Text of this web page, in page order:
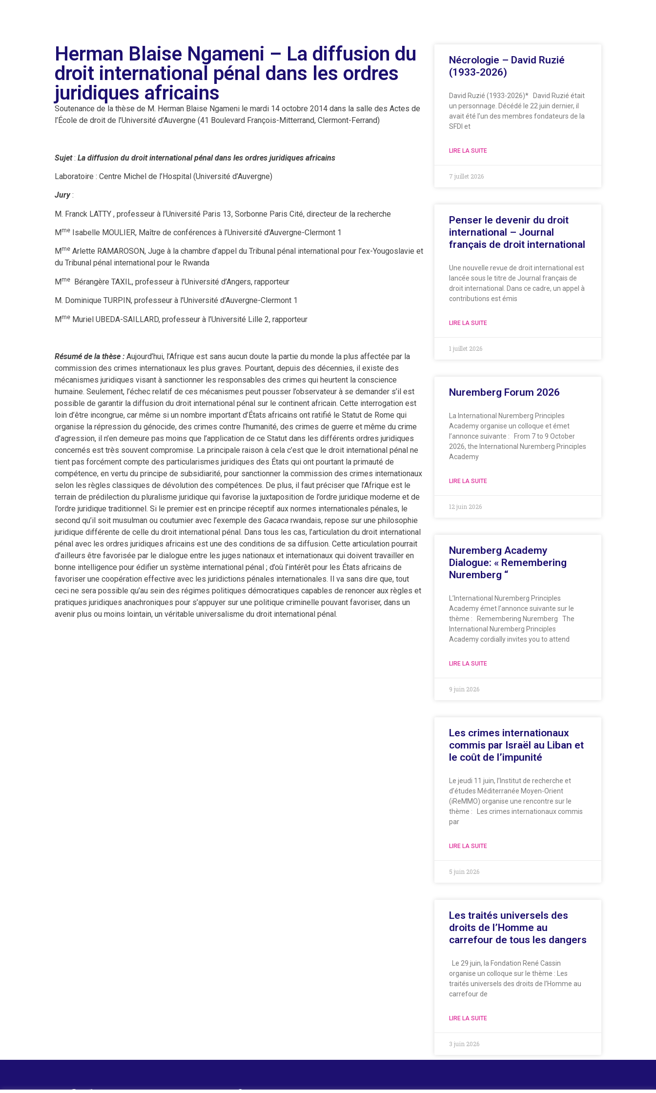
Herman Blaise Ngameni – La diffusion du
droit international pénal dans les ordres
juridiques africains
Soutenance de la thèse de M. Herman Blaise Ngameni le mardi 14 octobre 2014 dans la salle des Actes de
l’École de droit de l’Université d’Auvergne (41 Boulevard François-Mitterrand, Clermont-Ferrand)
Sujet: La diffusion du droit international pénal dans les ordres juridiques africains
Laboratoire : Centre Michel de l’Hospital (Université d’Auvergne)
Jury:
M. Franck LATTY , professeur à l’Université Paris 13, Sorbonne Paris Cité, directeur de la recherche
Mme Isabelle MOULIER, Maître de conférences à l’Université d’Auvergne-Clermont 1
Mme Arlette RAMAROSON, Juge à la chambre d’appel du Tribunal pénal international pour l’ex-Yougoslavie et
du Tribunal pénal international pour le Rwanda
Mme Bérangère TAXIL, professeur à l’Université d’Angers, rapporteur
M. Dominique TURPIN, professeur à l’Université d’Auvergne-Clermont 1
Mme Muriel UBEDA-SAILLARD, professeur à l’Université Lille 2, rapporteur
Résumé de la thèse : Aujourd’hui, l’Afrique est sans aucun doute la partie du monde la plus affectée par la
commission des crimes internationaux les plus graves. Pourtant, depuis des décennies, il existe des
mécanismes juridiques visant à sanctionner les responsables des crimes qui heurtent la conscience
humaine. Seulement, l’échec relatif de ces mécanismes peut pousser l’observateur à se demander s’il est
possible de garantir la diffusion du droit international pénal sur le continent africain. Cette interrogation est
loin d’être incongrue, car même si un nombre important d’États africains ont ratifié le Statut de Rome qui
organise la répression du génocide, des crimes contre l’humanité, des crimes de guerre et même du crime
d’agression, il n’en demeure pas moins que l’application de ce Statut dans les différents ordres juridiques
concernés est très souvent compromise. La principale raison à cela c’est que le droit international pénal ne
tient pas forcément compte des particularismes juridiques des États qui ont pourtant la primauté de
compétence, en vertu du principe de subsidiarité, pour sanctionner la commission des crimes internationaux
selon les règles classiques de dévolution des compétences. De plus, il faut préciser que l’Afrique est le
terrain de prédilection du pluralisme juridique qui favorise la juxtaposition de l’ordre juridique moderne et de
l’ordre juridique traditionnel. Si le premier est en principe réceptif aux normes internationales pénales, le
second qu’il soit musulman ou coutumier avec l’exemple des Gacaca rwandais, repose sur une philosophie
juridique différente de celle du droit international pénal. Dans tous les cas, l’articulation du droit international
pénal avec les ordres juridiques africains est une des conditions de sa diffusion. Cette articulation pourrait
d’ailleurs être favorisée par le dialogue entre les juges nationaux et internationaux qui doivent travailler en
bonne intelligence pour édifier un système international pénal ; d’où l’intérêt pour les États africains de
favoriser une coopération effective avec les juridictions pénales internationales. Il va sans dire que, tout
ceci ne sera possible qu’au sein des régimes politiques démocratiques capables de renoncer aux règles et
pratiques juridiques anachroniques pour s’appuyer sur une politique criminelle pouvant favoriser, dans un
avenir plus ou moins lointain, un véritable universalisme du droit international pénal.
Nécrologie – David Ruzié
(1933-2026)
David Ruzié (1933-2026)* David Ruzié était
un personnage. Décédé le 22 juin dernier, il
avait été l’un des membres fondateurs de la
SFDI et
LIRE LA SUITE
7 juillet 2026
Penser le devenir du droit
international – Journal
français de droit international
Une nouvelle revue de droit international est
lancée sous le titre de Journal français de
droit international. Dans ce cadre, un appel à
contributions est émis
LIRE LA SUITE
1 juillet 2026
Nuremberg Forum 2026
La International Nuremberg Principles
Academy organise un colloque et émet
l’annonce suivante : From 7 to 9 October
2026, the International Nuremberg Principles
Academy
LIRE LA SUITE
12 juin 2026
Nuremberg Academy
Dialogue: « Remembering
Nuremberg “
L’International Nuremberg Principles
Academy émet l’annonce suivante sur le
thème : Remembering Nuremberg The
International Nuremberg Principles
Academy cordially invites you to attend
LIRE LA SUITE
9 juin 2026
Les crimes internationaux
commis par Israël au Liban et
le coût de l’impunité
Le jeudi 11 juin, l’Institut de recherche et
d’études Méditerranée Moyen-Orient
(iReMMO) organise une rencontre sur le
thème : Les crimes internationaux commis
par
LIRE LA SUITE
5 juin 2026
Les traités universels des
droits de l’Homme au
carrefour de tous les dangers
Le 29 juin, la Fondation René Cassin
organise un colloque sur le thème : Les
traités universels des droits de l’Homme au
carrefour de
LIRE LA SUITE
3 juin 2026